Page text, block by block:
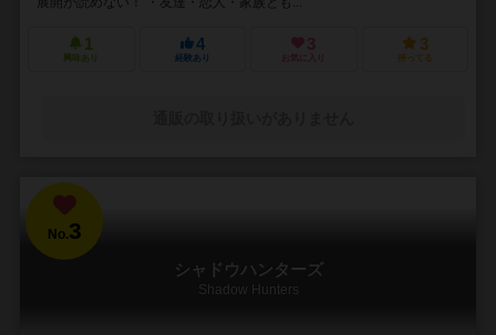
1
興味あり
4
経験あり
3
お気に入り
3
持ってる
No.3
シャドウハンターズ
Shadow Hunters